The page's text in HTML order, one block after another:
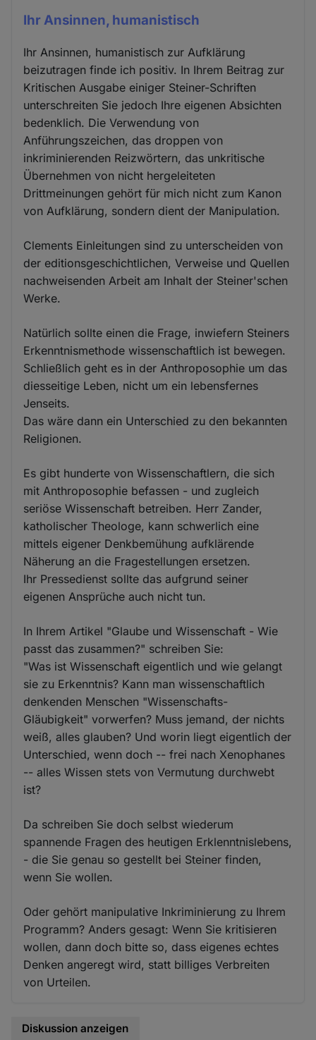
Ihr Ansinnen, humanistisch
Ihr Ansinnen, humanistisch zur Aufklärung
beizutragen finde ich positiv. In Ihrem Beitrag zur
Kritischen Ausgabe einiger Steiner-Schriften
unterschreiten Sie jedoch Ihre eigenen Absichten
bedenklich. Die Verwendung von
Anführungszeichen, das droppen von
inkriminierenden Reizwörtern, das unkritische
Übernehmen von nicht hergeleiteten
Drittmeinungen gehört für mich nicht zum Kanon
von Aufklärung, sondern dient der Manipulation.
Clements Einleitungen sind zu unterscheiden von
der editionsgeschichtlichen, Verweise und Quellen
nachweisenden Arbeit am Inhalt der Steiner'schen
Werke.
Natürlich sollte einen die Frage, inwiefern Steiners
Erkenntnismethode wissenschaftlich ist bewegen.
Schließlich geht es in der Anthroposophie um das
diesseitige Leben, nicht um ein lebensfernes
Jenseits.
Das wäre dann ein Unterschied zu den bekannten
Religionen.
Es gibt hunderte von Wissenschaftlern, die sich
mit Anthroposophie befassen - und zugleich
seriöse Wissenschaft betreiben. Herr Zander,
katholischer Theologe, kann schwerlich eine
mittels eigener Denkbemühung aufklärende
Näherung an die Fragestellungen ersetzen.
Ihr Pressedienst sollte das aufgrund seiner
eigenen Ansprüche auch nicht tun.
In Ihrem Artikel "Glaube und Wissenschaft - Wie
passt das zusammen?" schreiben Sie:
"Was ist Wissenschaft eigentlich und wie gelangt
sie zu Erkenntnis? Kann man wissenschaftlich
denkenden Menschen "Wissenschafts-
Gläubigkeit" vorwerfen? Muss jemand, der nichts
weiß, alles glauben? Und worin liegt eigentlich der
Unterschied, wenn doch -- frei nach Xenophanes
-- alles Wissen stets von Vermutung durchwebt
ist?
Da schreiben Sie doch selbst wiederum
spannende Fragen des heutigen Erklenntnislebens,
- die Sie genau so gestellt bei Steiner finden,
wenn Sie wollen.
Oder gehört manipulative Inkriminierung zu Ihrem
Programm? Anders gesagt: Wenn Sie kritisieren
wollen, dann doch bitte so, dass eigenes echtes
Denken angeregt wird, statt billiges Verbreiten
von Urteilen.
Diskussion anzeigen